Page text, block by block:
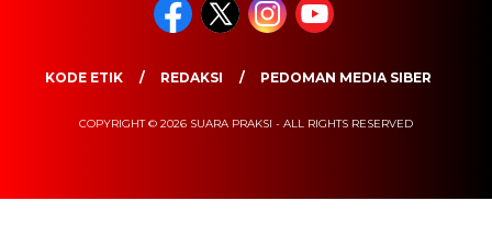
KODE ETIK REDAKSI PEDOMAN MEDIA SIBER
COPYRIGHT © 2026 SUARA PRAKSI - ALL RIGHTS RESERVED